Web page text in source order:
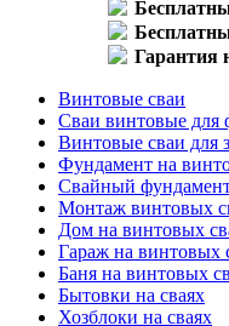
Гарантия
Винтовые сваи
Сваи винтовые для
Винтовые сваи для
Фундамент на
Свайный
Монтаж винтовых
Дом на винтовых
Гараж на винтовых
Баня на винтовых
Бытовки на сваях
Хозблоки на сваях